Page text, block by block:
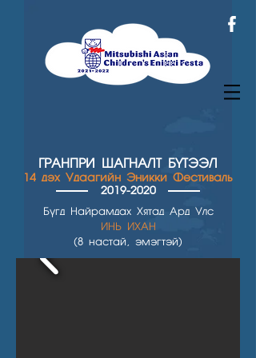
ГРАНПРИ ШАГНАЛТ БҮТЭЭЛ
14 дэх Удаагийн Эникки Фестиваль
2019-2020
Бүгд Найрамдах Хятад Ард Улс
ИНЬ ИХАН
(8 настай, эмэгтэй)